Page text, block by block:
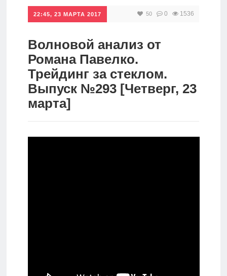
Инвестиции
Дивиденды
Волновой
анализ
22:45, 23 МАРТА 2017 50 0 1536
Волновой анализ от
Романа Павелко.
Трейдинг за стеклом.
Выпуск №293 [Четверг, 23
марта]